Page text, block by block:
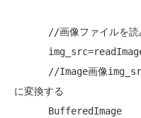
//画像ファイルを
//Image画像
に変換する